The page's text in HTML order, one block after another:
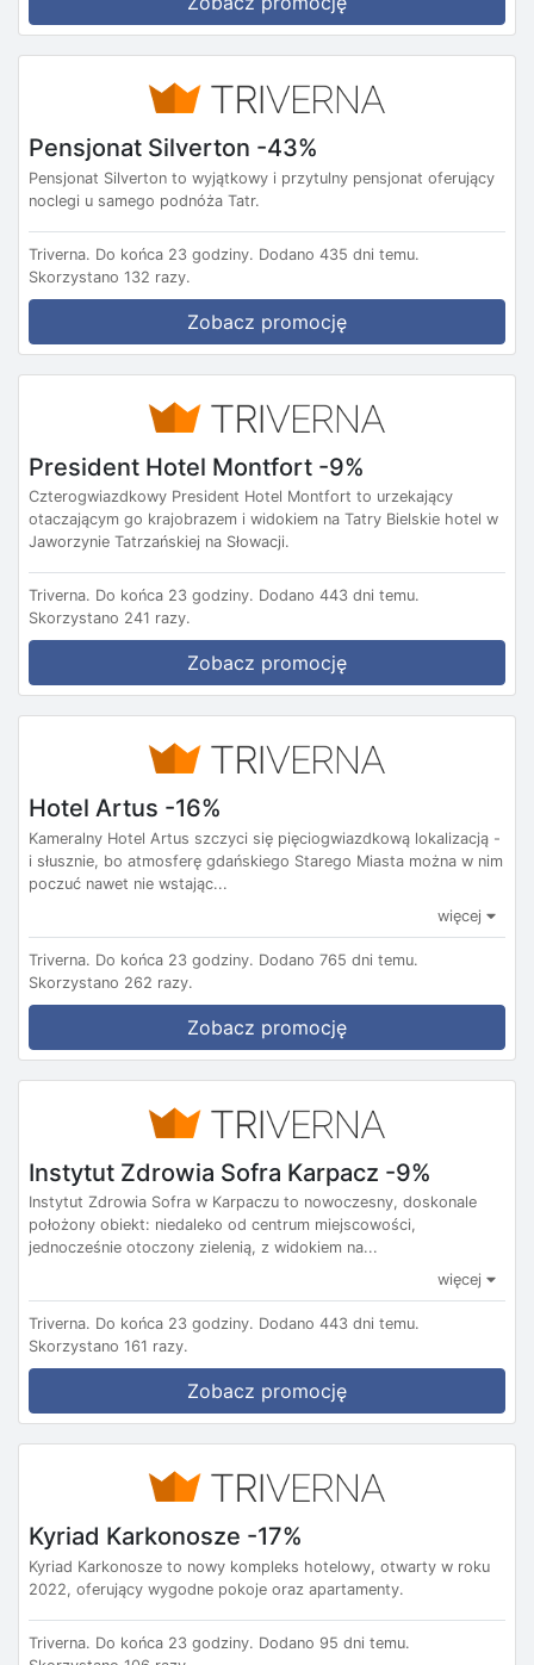
Pensjonat Silverton -43%
Pensjonat Silverton to wyjątkowy i przytulny pensjonat oferujący
noclegi u samego podnóża Tatr.
Triverna. Do końca 23 godziny. Dodano 435 dni temu.
Skorzystano 132 razy.
Zobacz promocję
President Hotel Montfort -9%
Czterogwiazdkowy President Hotel Montfort to urzekający
otaczającym go krajobrazem i widokiem na Tatry Bielskie hotel w
Jaworzynie Tatrzańskiej na Słowacji.
Triverna. Do końca 23 godziny. Dodano 443 dni temu.
Skorzystano 241 razy.
Zobacz promocję
Hotel Artus -16%
Kameralny Hotel Artus szczyci się pięciogwiazdkową lokalizacją -
i słusznie, bo atmosferę gdańskiego Starego Miasta można w nim
poczuć nawet nie wstając...
więcej
Triverna. Do końca 23 godziny. Dodano 765 dni temu.
Skorzystano 262 razy.
Zobacz promocję
Instytut Zdrowia Sofra Karpacz -9%
Instytut Zdrowia Sofra w Karpaczu to nowoczesny, doskonale
położony obiekt: niedaleko od centrum miejscowości,
jednocześnie otoczony zielenią, z widokiem na...
więcej
Triverna. Do końca 23 godziny. Dodano 443 dni temu.
Skorzystano 161 razy.
Zobacz promocję
Kyriad Karkonosze -17%
Kyriad Karkonosze to nowy kompleks hotelowy, otwarty w roku
2022, oferujący wygodne pokoje oraz apartamenty.
Triverna. Do końca 23 godziny. Dodano 95 dni temu.